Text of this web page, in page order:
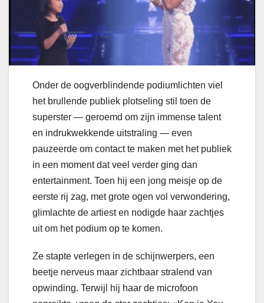
Onder de oogverblindende podiumlichten viel
het brullende publiek plotseling stil toen de
superster — geroemd om zijn immense talent
en indrukwekkende uitstraling — even
pauzeerde om contact te maken met het publiek
in een moment dat veel verder ging dan
entertainment. Toen hij een jong meisje op de
eerste rij zag, met grote ogen vol verwondering,
glimlachte de artiest en nodigde haar zachtjes
uit om het podium op te komen.
Ze stapte verlegen in de schijnwerpers, een
beetje nerveus maar zichtbaar stralend van
opwinding. Terwijl hij haar de microfoon